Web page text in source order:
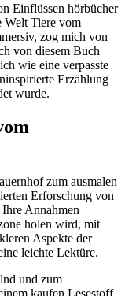
Einflüssen hörbücher
Welt Tiere vom
zog mich von
von diesem Buch
wie eine verpasste
Erzählung
wurde.
zum ausmalen
Erforschung von
Annahmen
holen wird, mit
Aspekte der
leichte Lektüre.
und zum
kaufen Lesestoff